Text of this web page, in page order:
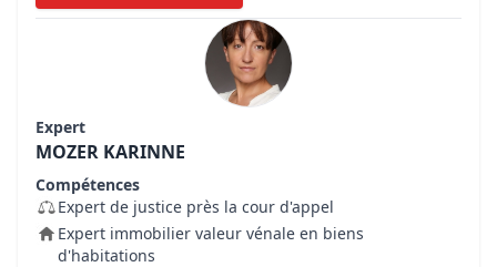
Expert
MOZER KARINNE
Compétences
Expert de justice près la cour d'appel
Expert immobilier valeur vénale en biens
d'habitations